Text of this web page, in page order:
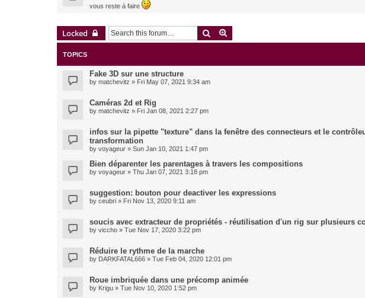
vous reste à faire
Locked Search
TOPICS
Fake 3D sur une structure
by matchevitz » Fri May 07, 2021 9:34 am
Caméras 2d et Rig
by matchevitz » Fri Jan 08, 2021 2:27 pm
infos sur la pipette "texture" dans la fenêtre des connecteurs et le
transformation
by voyageur » Sun Jan 10, 2021 1:47 pm
Bien déparenter les parentages à travers les compositions
by voyageur » Thu Jan 07, 2021 3:18 pm
suggestion: bouton pour deactiver les expressions
by ceubri » Fri Nov 13, 2020 9:11 am
soucis avec extracteur de propriétés - réutilisation d'un rig sur plusieurs
by viccho » Tue Nov 17, 2020 3:22 pm
Réduire le rythme de la marche
by DARKFATAL666 » Tue Feb 04, 2020 12:01 pm
Roue imbriquée dans une précomp animée
by Krigu » Tue Nov 10, 2020 1:52 pm